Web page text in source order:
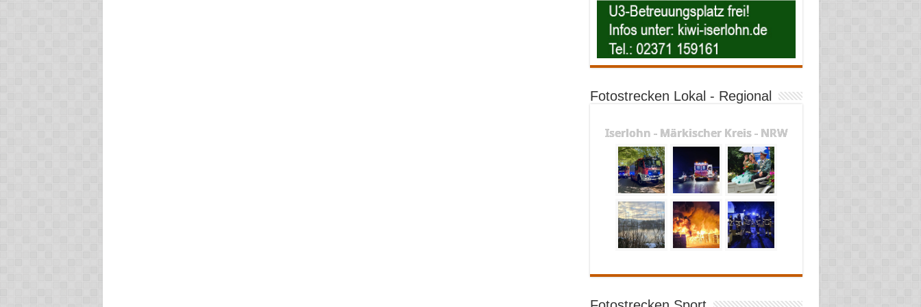
Fotostrecken Lokal - Regional
Iserlohn - Märkischer Kreis - NRW